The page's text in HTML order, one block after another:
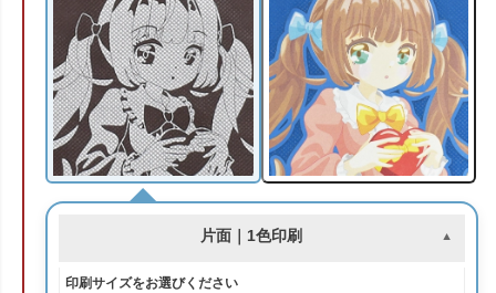
片面｜1色印刷
印刷サイズをお選びください